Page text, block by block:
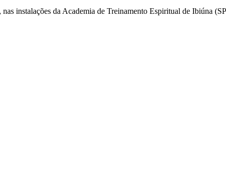
instalações da Academia de Treinamento Espiritual de Ibiúna